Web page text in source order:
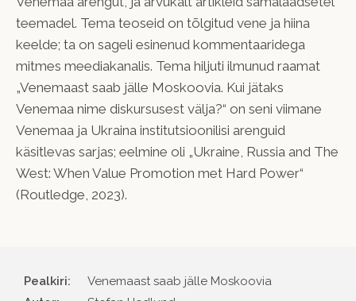
teemadel. Tema teoseid on tõlgitud vene ja hiina
keelde; ta on sageli esinenud kommentaaridega
mitmes meediakanalis. Tema hiljuti ilmunud raamat
„Venemaast saab jälle Moskoovia. Kui jätaks
Venemaa nime diskursusest välja?“ on seni viimane
Venemaa ja Ukraina institutsioonilisi arenguid
käsitlevas sarjas; eelmine oli „Ukraine, Russia and The
West: When Value Promotion met Hard Power“
(Routledge, 2023).
Pealkiri:
Venemaast saab jälle Moskoovia